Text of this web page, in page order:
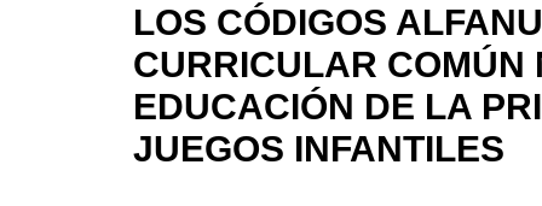
LOS CÓDIGOS
CURRICULAR
EDUCACIÓN DE LA
JUEGOS INFANTILES